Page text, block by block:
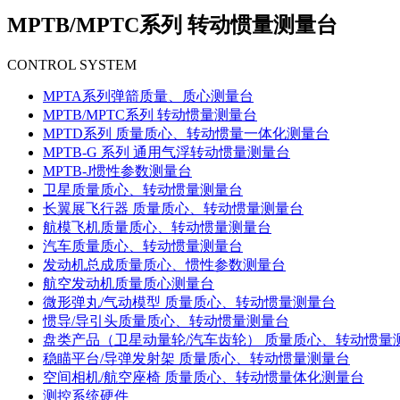
MPTB/MPTC系列 转动惯量测量台
CONTROL SYSTEM
MPTA系列弹箭质量、质心测量台
MPTB/MPTC系列 转动惯量测量台
MPTD系列 质量质心、转动惯量一体化测量台
MPTB-G 系列 通用气浮转动惯量测量台
MPTB-J惯性参数测量台
卫星质量质心、转动惯量测量台
长翼展飞行器 质量质心、转动惯量测量台
航模飞机质量质心、转动惯量测量台
汽车质量质心、转动惯量测量台
发动机总成质量质心、惯性参数测量台
航空发动机质量质心测量台
微形弹丸/气动模型 质量质心、转动惯量测量台
惯导/导引头质量质心、转动惯量测量台
盘类产品（卫星动量轮/汽车齿轮） 质量质心、转动惯量
稳瞄平台/导弹发射架 质量质心、转动惯量测量台
空间相机/航空座椅 质量质心、转动惯量体化测量台
测控系统硬件